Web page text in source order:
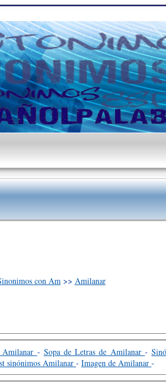
con Am >> Amilanar
Amilanar - Sopa de Letras de Amilanar -
sinónimos Amilanar - Imagen de Amilanar -